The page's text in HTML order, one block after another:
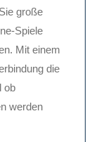
große
Spiele
Mit einem
die
ob
werden